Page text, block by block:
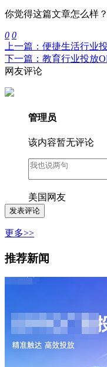
你觉得这篇文章怎么样？
0 0
上一篇：便捷生活行业
下一篇：教育行业投放
网友评论
管理员
该内容暂无评论
美国网友
更多>>
推荐新闻